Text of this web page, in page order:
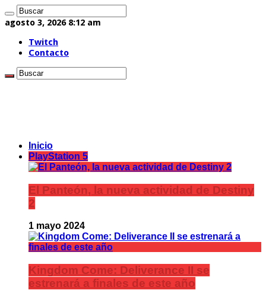
agosto 3, 2026 8:12 am
Twitch
Contacto
Inicio
PlayStation 5
El Panteón, la nueva actividad de Destiny
2
1 mayo 2024
Kingdom Come: Deliverance II se
estrenará a finales de este año